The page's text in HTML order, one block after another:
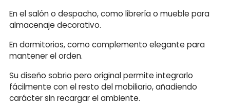
En el salón o despacho, como librería o mueble para
almacenaje decorativo.
En dormitorios, como complemento elegante para
mantener el orden.
Su diseño sobrio pero original permite integrarlo
fácilmente con el resto del mobiliario, añadiendo
carácter sin recargar el ambiente.